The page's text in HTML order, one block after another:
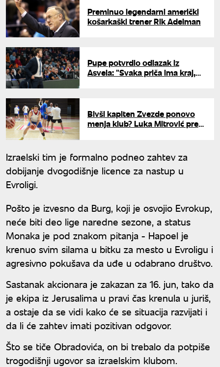
Preminuo legendarni američki
košarkaški trener Rik Adelman
Pupe potvrdio odlazak iz
Asvela: "Svaka priča ima kraj,
Bivši kapiten Zvezde ponovo
menja klub? Luka Mitrović pred
Izraelski tim je formalno podneo zahtev za
dobijanje dvogodišnje licence za nastup u
Evroligi.
Pošto je izvesno da Burg, koji je osvojio Evrokup,
neće biti deo lige naredne sezone, a status
Monaka je pod znakom pitanja - Hapoel je
krenuo svim silama u bitku za mesto u Evroligu i
agresivno pokušava da uđe u odabrano društvo.
Sastanak akcionara je zakazan za 16. jun, tako da
je ekipa iz Jerusalima u pravi čas krenula u juriš,
a ostaje da se vidi kako će se situacija razvijati i
da li će zahtev imati pozitivan odgovor.
Što se tiče Obradovića, on bi trebalo da potpiše
trogodišnji ugovor sa izraelskim klubom.